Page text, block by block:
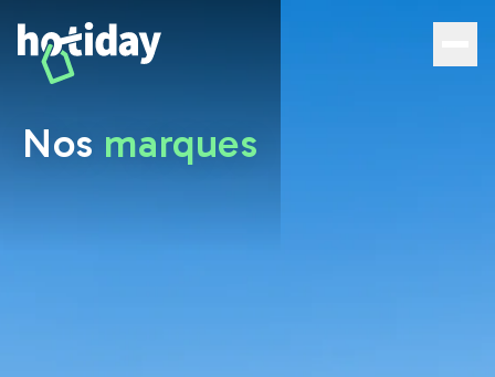
Nos marques